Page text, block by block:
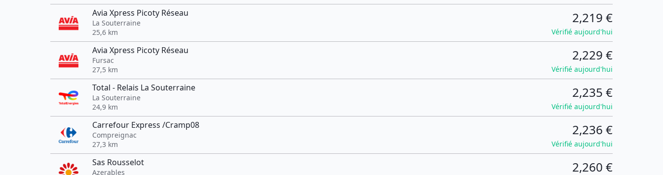
Avia Xpress Picoty Réseau
La Souterraine
25,6 km
2,219 €
Vérifié aujourd'hui
Avia Xpress Picoty Réseau
Fursac
27,5 km
2,229 €
Vérifié aujourd'hui
Total - Relais La Souterraine
La Souterraine
24,9 km
2,235 €
Vérifié aujourd'hui
Carrefour Express /Cramp08
Compreignac
27,3 km
2,236 €
Vérifié aujourd'hui
Sas Rousselot
Azerables 2,260 €